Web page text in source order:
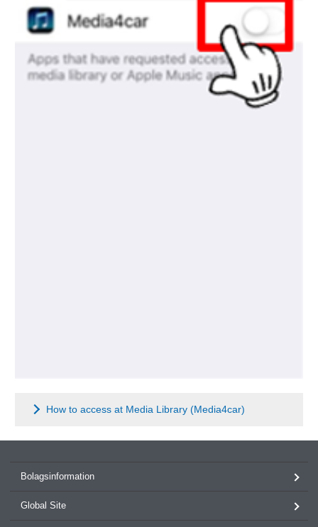
How to access at Media Library (Media4car)
Bolagsinformation
Global Site